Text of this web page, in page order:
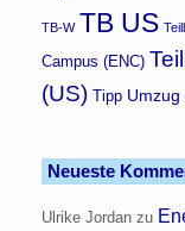
TB-W TB US
Campus (ENC)
(US) Tipp Umzug
Neueste
Ulrike Jordan zu